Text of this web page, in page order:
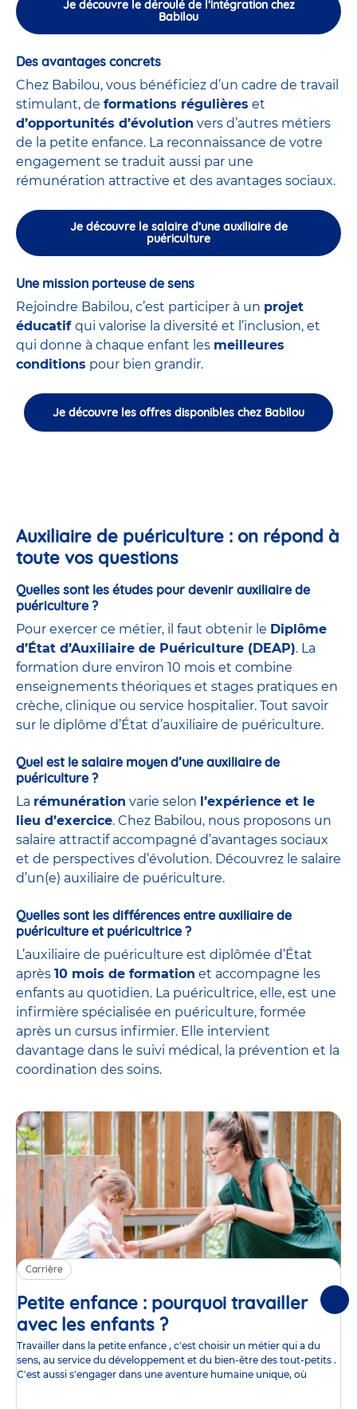
Je découvre le déroulé de l’intégration chez
Babilou
Des avantages concrets
Chez Babilou, vous bénéficiez d’un cadre de travail
stimulant, de formations régulières et
d’opportunités d’évolution vers d’autres métiers
de la petite enfance. La reconnaissance de votre
engagement se traduit aussi par une
rémunération attractive et des avantages sociaux.
Je découvre le salaire d’une auxiliaire de
puériculture
Une mission porteuse de sens
Rejoindre Babilou, c’est participer à un projet
éducatif qui valorise la diversité et l’inclusion, et
qui donne à chaque enfant les meilleures
conditions pour bien grandir.
Je découvre les offres disponibles chez Babilou
Auxiliaire de puériculture : on répond à
toute vos questions
Quelles sont les études pour devenir auxiliaire de
puériculture ?
Pour exercer ce métier, il faut obtenir le Diplôme
d’État d’Auxiliaire de Puériculture (DEAP). La
formation dure environ 10 mois et combine
enseignements théoriques et stages pratiques en
crèche, clinique ou service hospitalier. Tout savoir
sur le diplôme d’État d’auxiliaire de puériculture.
Quel est le salaire moyen d’une auxiliaire de
puériculture ?
La rémunération varie selon l’expérience et le
lieu d’exercice. Chez Babilou, nous proposons un
salaire attractif accompagné d’avantages sociaux
et de perspectives d’évolution. Découvrez le salaire
d’un(e) auxiliaire de puériculture.
Quelles sont les différences entre auxiliaire de
puériculture et puéricultrice ?
L’auxiliaire de puériculture est diplômée d’État
après 10 mois de formation et accompagne les
enfants au quotidien. La puéricultrice, elle, est une
infirmière spécialisée en puériculture, formée
après un cursus infirmier. Elle intervient
davantage dans le suivi médical, la prévention et la
coordination des soins.
Carrière
Petite enfance : pourquoi travailler
avec les enfants ?Article
Travailler dans la petite enfance , c'est choisir un métier qui a du
sens, au service du développement et du bien-être des tout-petits .
C'est aussi s'engager dans une aventure humaine unique, où